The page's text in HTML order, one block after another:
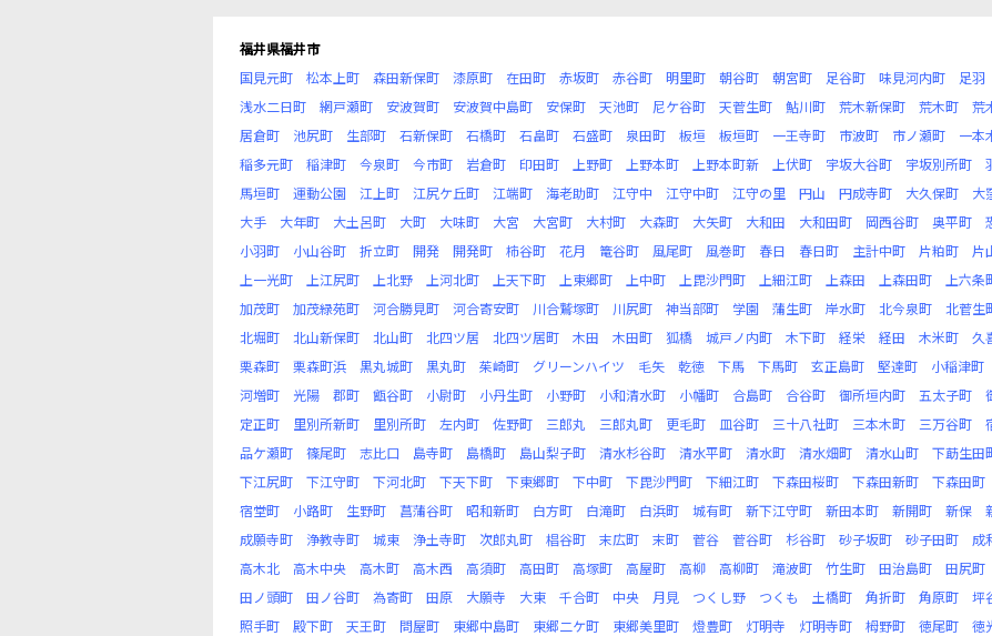
福井県福井市
国見元町
松本上町 森田新保町 漆原町 在田町 赤坂町 赤谷町 明里町 朝谷町 朝宮町 足谷町 味見河内町 足羽
浅水二日町
網戸瀬町 安波賀町 安波賀中島町 安保町 天池町 尼ケ谷町 天菅生町 鮎川町 荒木新保町 荒木町 荒
居倉町
池尻町 生部町 石新保町 石橋町 石畠町 石盛町 泉田町 板垣 板垣町 一王寺町 市波町 市ノ瀬町 一本
稲多元町
稲津町 今泉町 今市町 岩倉町 印田町 上野町 上野本町 上野本町新 上伏町 宇坂大谷町 宇坂別所町
馬垣町
運動公園 江上町 江尻ケ丘町 江端町 海老助町 江守中 江守中町 江守の里 円山 円成寺町 大久保町 大
大手
大年町 大土呂町 大町 大味町 大宮 大宮町 大村町 大森町 大矢町 大和田 大和田町 岡西谷町 奥平町
小羽町
小山谷町 折立町 開発 開発町 柿谷町 花月 篭谷町 風尾町 風巻町 春日 春日町 主計中町 片粕町 片
上一光町
上江尻町 上北野 上河北町 上天下町 上東郷町 上中町 上毘沙門町 上細江町 上森田 上森田町 上六条
加茂町
加茂緑苑町 河合勝見町 河合寄安町 川合鷲塚町 川尻町 神当部町 学園 蒲生町 岸水町 北今泉町 北菅生
北堀町
北山新保町 北山町 北四ツ居 北四ツ居町 木田 木田町 狐橋 城戸ノ内町 木下町 経栄 経田 木米町 久
栗森町
栗森町浜 黒丸城町 黒丸町 茱崎町 グリーンハイツ 毛矢 乾徳 下馬 下馬町 玄正島町 堅達町 小稲津町
河増町
光陽 郡町 甑谷町 小尉町 小丹生町 小野町 小和清水町 小幡町 合島町 合谷町 御所垣内町 五太子町
定正町
里別所新町 里別所町 左内町 佐野町 三郎丸 三郎丸町 更毛町 皿谷町 三十八社町 三本木町 三万谷町
品ケ瀬町
篠尾町 志比口 島寺町 島橋町 島山梨子町 清水杉谷町 清水平町 清水町 清水畑町 清水山町 下莇生田
下江尻町
下江守町 下河北町 下天下町 下東郷町 下中町 下毘沙門町 下細江町 下森田桜町 下森田新町 下森田町
宿堂町
小路町 生野町 菖蒲谷町 昭和新町 白方町 白滝町 白浜町 城有町 新下江守町 新田本町 新開町 新保
成願寺町
浄教寺町 城東 浄土寺町 次郎丸町 椙谷町 末広町 末町 菅谷 菅谷町 杉谷町 砂子坂町 砂子田町 成
高木北
高木中央 高木町 高木西 高須町 高田町 高塚町 高屋町 高柳 高柳町 滝波町 竹生町 田治島町 田尻町
田ノ頭町
田ノ谷町 為寄町 田原 大願寺 大東 千合町 中央 月見 つくし野 つくも 土橋町 角折町 角原町 坪
照手町
殿下町 天王町 問屋町 東郷中島町 東郷二ケ町 東郷美里町 燈豊町 灯明寺 灯明寺町 栂野町 徳尾町 徳